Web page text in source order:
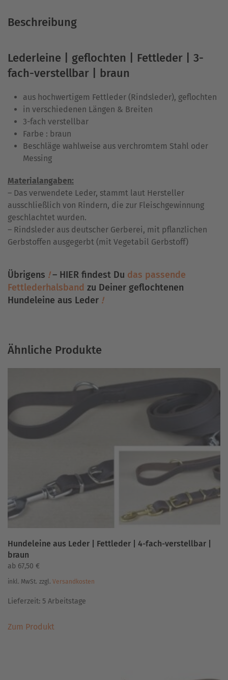
Beschreibung
Lederleine | geflochten | Fettleder | 3-
fach-verstellbar | braun
aus hochwertigem Fettleder (Rindsleder), geflochten
in verschiedenen Längen & Breiten
3-fach verstellbar
Farbe : braun
Beschläge wahlweise aus verchromtem Stahl oder
Messing
Materialangaben:
– Das verwendete Leder, stammt laut Hersteller
ausschließlich von Rindern, die zur Fleischgewinnung
geschlachtet wurden.
– Rindsleder aus deutscher Gerberei, mit pflanzlichen
Gerbstoffen ausgegerbt (mit Vegetabil Gerbstoff)
Übrigens !– HIER findest Du das passende
Fettlederhalsband zu Deiner geflochtenen
Hundeleine aus Leder !
Ähnliche Produkte
Hundeleine aus Leder | Fettleder | 4-fach-verstellbar |
braun
ab 67,50 €
inkl. MwSt. zzgl. Versandkosten
Lieferzeit: 5 Arbeitstage
Zum ProduktProdukt